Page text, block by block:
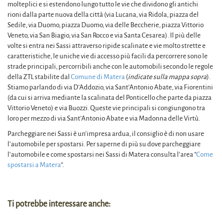
molteplici e si estendono lungo tutto le vie che dividono gli antichi
rioni dalla parte nuova della città (via Lucana, via Ridola, piazza del
Sedile, via Duomo, piazza Duomo, via delle Beccherie, piazza Vittorio
Veneto, via San Biagio, via San Rocco e via Santa Cesarea). Il più delle
volte si entra nei Sassi attraverso ripide scalinate e vie molto strette e
caratteristiche, le uniche vie di accesso più facili da percorrere sono le
strade principali, percorribili anche con le automobili secondo le regole
della ZTL stabilite dal Comune di Matera (indicate sulla mappa sopra).
Stiamo parlando di via D’Addozio, via Sant’Antonio Abate, via Fiorentini
(da cui si arriva mediante la scalinata del Ponticello che parte da piazza
Vittorio Veneto) e via Buozzi. Queste vie principali si congiungono tra
loro per mezzo di via Sant’Antonio Abate e via Madonna delle Virtù.
Parcheggiare nei Sassi è un’impresa ardua, il consiglio è di non usare
l’automobile per spostarsi. Per saperne di più su dove parcheggiare
l’automobile e come spostarsi nei Sassi di Matera consulta l’area “Come
spostarsi a Matera“.
Ti potrebbe interessare anche: